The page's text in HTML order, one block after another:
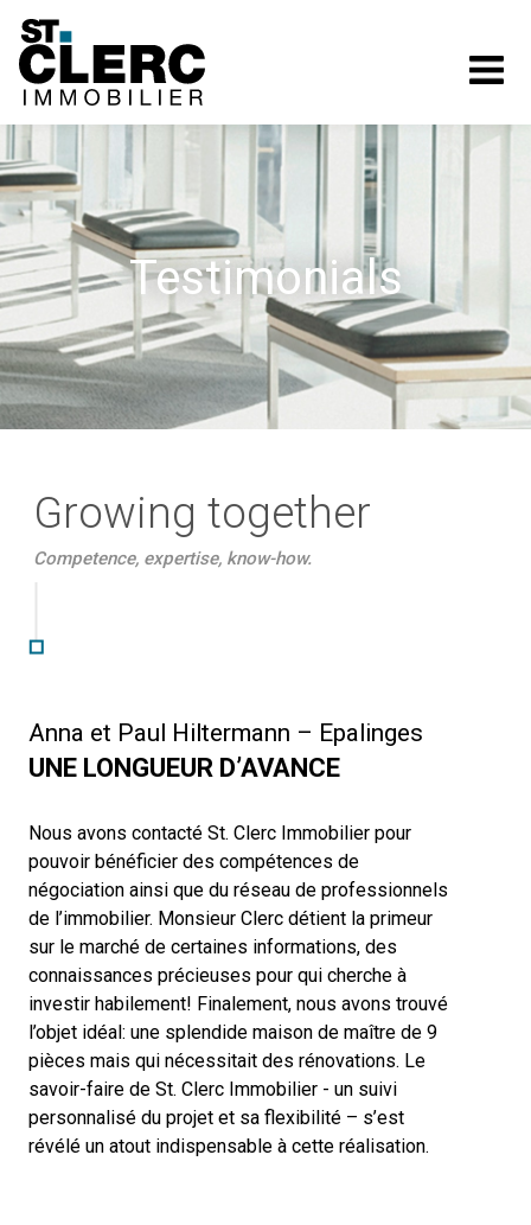
Testimonials
Growing together
Competence, expertise, know-how.
Anna et Paul Hiltermann – Epalinges
UNE LONGUEUR D’AVANCE
Nous avons contacté St. Clerc Immobilier pour
pouvoir bénéficier des compétences de
négociation ainsi que du réseau de professionnels
de l’immobilier. Monsieur Clerc détient la primeur
sur le marché de certaines informations, des
connaissances précieuses pour qui cherche à
investir habilement! Finalement, nous avons trouvé
l’objet idéal: une splendide maison de maître de 9
pièces mais qui nécessitait des rénovations. Le
savoir-faire de St. Clerc Immobilier - un suivi
personnalisé du projet et sa flexibilité – s’est
révélé un atout indispensable à cette réalisation.